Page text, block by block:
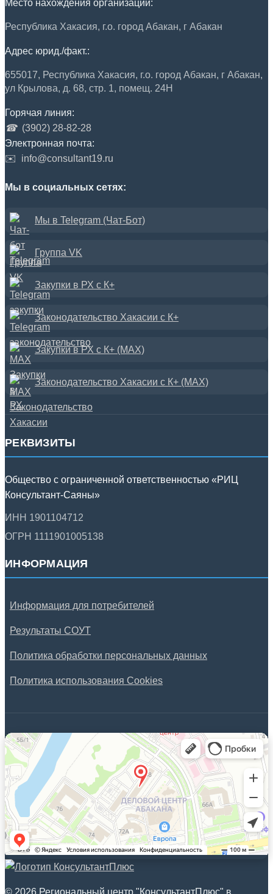
Место нахождения организации:
Республика Хакасия, г.о. город Абакан, г Абакан
Адрес юрид./факт.:
655017, Республика Хакасия, г.о. город Абакан, г Абакан,
ул Крылова, д. 68, стр. 1, помещ. 24Н
Горячая линия:
☎ (3902) 28-82-28
Электронная почта:
✉️
info@consultant19.ru
Мы в социальных сетях:
Мы в Telegram (Чат-Бот)
Группа VK
Закупки в РХ с К+
Законодательство Хакасии с К+
Закупки в РХ с К+ (MAX)
Законодательство Хакасии с К+ (MAX)
РЕКВИЗИТЫ
Общество с ограниченной ответственностью «РИЦ
Консультант-Саяны»
ИНН 1901104712
ОГРН 1111901005138
ИНФОРМАЦИЯ
Информация для потребителей
Результаты СОУТ
Политика обработки персональных данных
Политика использования Cookies
© 2026 Региональный центр "КонсультантПлюс" в